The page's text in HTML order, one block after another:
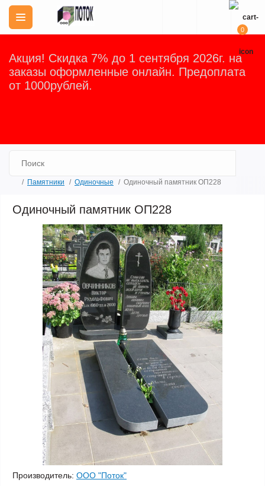
Акция! Скидка 7% до 1 сентября 2026г. на
заказы оформленные онлайн. Предоплата
от 1000рублей.
0
Памятники Одиночные Одиночный памятник ОП228
Одиночный памятник ОП228
Производитель: ООО "Поток"